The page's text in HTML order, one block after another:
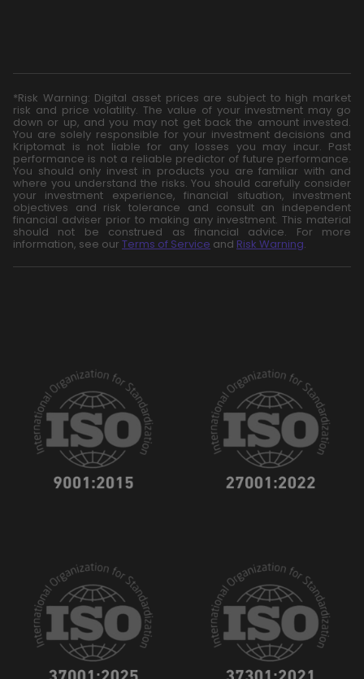
*Risk Warning: Digital asset prices are subject to high market
risk and price volatility. The value of your investment may go
down or up, and you may not get back the amount invested.
You are solely responsible for your investment decisions and
Kriptomat is not liable for any losses you may incur. Past
performance is not a reliable predictor of future performance.
You should only invest in products you are familiar with and
where you understand the risks. You should carefully consider
your investment experience, financial situation, investment
objectives and risk tolerance and consult an independent
financial adviser prior to making any investment. This material
should not be construed as financial advice. For more
information, see our Terms of Service and Risk Warning.